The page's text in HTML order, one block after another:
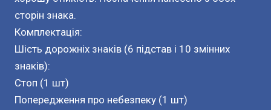
сторін знака.
Комплектація:
Шість дорожніх знаків (6 підстав і 10 змінних
знаків):
Стоп (1 шт)
Попередження про небезпеку (1 шт)